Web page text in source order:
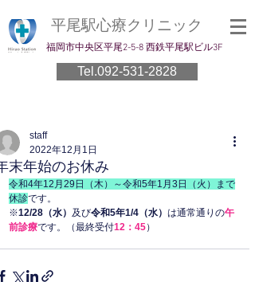
平尾駅心療クリニック
​福岡市中央区平尾2-5-8 西鉄平尾駅ビル3F
Tel.092-531-2828
末年始のお休み
staff
2022年12月1日
令和4年12月29日（木）～令和5年1月3日（火）まで
休診です。
※12/28（水） 及び令和5年1/4（水） は通常通りの午
前診療です。（最終受付12：45）